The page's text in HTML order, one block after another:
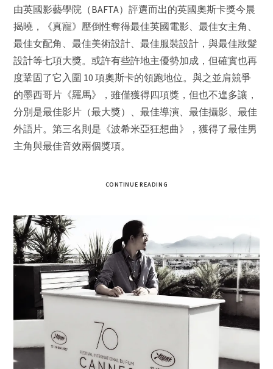
由英國影藝學院（BAFTA）評選而出的英國奧斯卡獎今晨
揭曉，《真寵》壓倒性奪得最佳英國電影、最佳女主角、
最佳女配角、最佳美術設計、最佳服裝設計，與最佳妝髮
設計等七項大獎。或許有些許地主優勢加成，但確實也再
度鞏固了它入圍 10 項奧斯卡的領跑地位。與之並肩競爭
的墨西哥片《羅馬》，雖僅獲得四項獎，但也不遑多讓，
分別是最佳影片（最大獎）、最佳導演、最佳攝影、最佳
外語片。第三名則是《波希米亞狂想曲》，獲得了最佳男
主角與最佳音效兩個獎項。
CONTINUE READING